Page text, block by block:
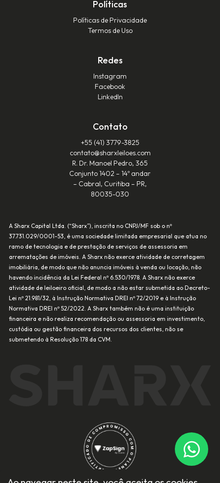
Políticas
Políticas de Privacidade
Termos de Uso
Redes
Instagram
Facebook
LinkedIn
Contato
+55 (41) 3779-3825‬
contato@sharxleiloes.com
R. Dr. Manoel Pedro, 365
Conjunto 1402 – 14º andar
– Cabral, Curitiba – PR,
80035-030
A Sharx Capital Ltda. (“Sharx”), inscrita no CNPJ/MF sob o nº
37.731.029/0001-53, é uma sociedade limitada empresarial que atua no
ramo de tecnologia e de prestação de serviços de assessoria em
arrematações de imóveis. A Sharx não exerce atividade de corretagem
imobiliária, de modo que não anuncia imóveis à venda ou locação, não
havendo incidência da Lei Federal nº 6.530/1978. A Sharx não exerce
atividade de leiloeiro oficial, de modo a não estar submetida ao Decreto-
Lei nº 21.981/32, à Instrução Normativa DREI nº 72/2019 e à Instrução
Normativa DREI nº 52/2022. A Sharx também não é uma instituição
financeira e não realiza recomendação ou assessoria em investimento,
custódia ou gestão financeira dos recursos dos clientes, não se
submetendo à Resolução 178 da CVM.